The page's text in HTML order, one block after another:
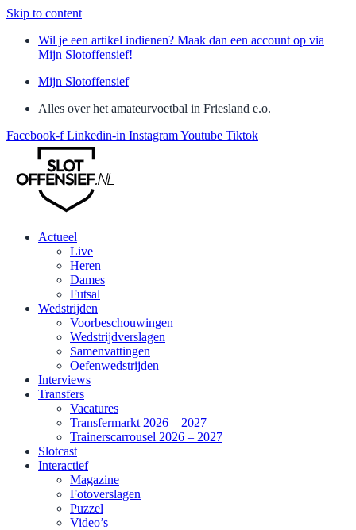
Skip to content
Wil je een artikel indienen? Maak dan een account op via
Mijn Slotoffensief!
Mijn Slotoffensief
Alles over het amateurvoetbal in Friesland e.o.
Facebook-f Linkedin-in InstagramYoutube Tiktok
Actueel
Live
Heren
Dames
Futsal
Wedstrijden
Voorbeschouwingen
Wedstrijdverslagen
Samenvattingen
Oefenwedstrijden
Interviews
Transfers
Vacatures
Transfermarkt 2026 – 2027
Trainerscarrousel 2026 – 2027
Slotcast
Interactief
Magazine
Fotoverslagen
Puzzel
Video’s